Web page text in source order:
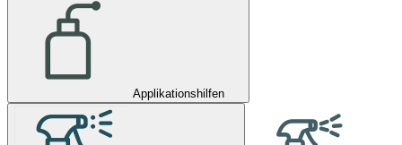
Applikationshilfen